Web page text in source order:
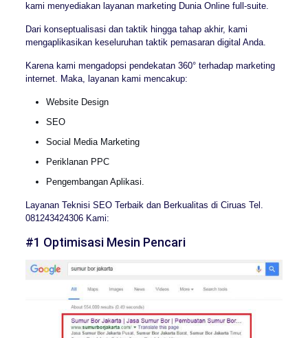
kami menyediakan layanan marketing Dunia Online full-suite.
Dari konseptualisasi dan taktik hingga tahap akhir, kami
mengaplikasikan keseluruhan taktik pemasaran digital Anda.
Karena kami mengadopsi pendekatan 360° terhadap marketing
internet. Maka, layanan kami mencakup:
Website Design
SEO
Social Media Marketing
Periklanan PPC
Pengembangan Aplikasi.
Layanan Teknisi SEO Terbaik dan Berkualitas di Ciruas Tel.
081243424306 Kami:
#1 Optimisasi Mesin Pencari